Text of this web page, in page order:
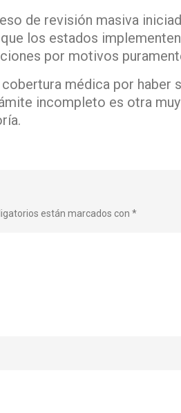
de revisión masiva
los estados
por motivos
médica por
incompleto es otra
están marcados con *